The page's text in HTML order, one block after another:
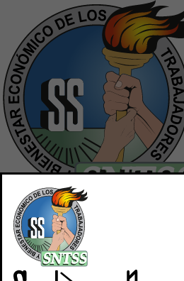
Inicio
Quiénes Somos